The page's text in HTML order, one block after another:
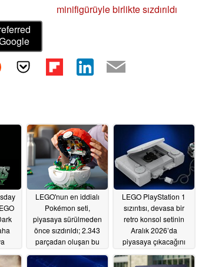
minifigürüyle birlikte sızdırıldı
LEGO'nun en iddialı
Pokémon seti,
piyasaya sürülmeden
önce sızdırıldı; 2.343
parçadan oluşan bu
koca bir dünya gizli
LEGO PlayStation 1
sızıntısı, devasa bir
retro konsol setinin
Aralık 2026’da
piyasaya çıkacağını
06/22/2026